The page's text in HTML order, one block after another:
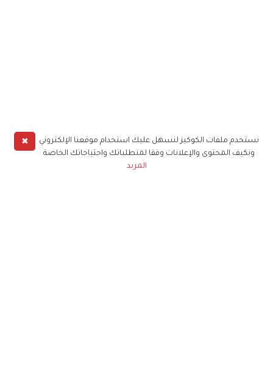
✖
نستخدم ملفات الكوكيز لنسهل عليك استخدام موقعنا الإلكتروني
ونكيف المحتوى والإعلانات وفقا لمتطلباتك واحتياجاتك الخاصة
المزيد